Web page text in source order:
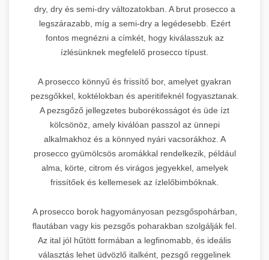
dry, dry és semi-dry változatokban. A brut prosecco a
legszárazabb, míg a semi-dry a legédesebb. Ezért
fontos megnézni a címkét, hogy kiválasszuk az
ízlésünknek megfelelő prosecco típust.
A prosecco könnyű és frissítő bor, amelyet gyakran
pezsgőkkel, koktélokban és aperitifeknél fogyasztanak.
A pezsgőző jellegzetes buborékosságot és üde ízt
kölcsönöz, amely kiválóan passzol az ünnepi
alkalmakhoz és a könnyed nyári vacsorákhoz. A
prosecco gyümölcsös aromákkal rendelkezik, például
alma, körte, citrom és virágos jegyekkel, amelyek
frissítőek és kellemesek az ízlelőbimbóknak.
A prosecco borok hagyományosan pezsgőspohárban,
flautában vagy kis pezsgős poharakban szolgálják fel.
Az ital jól hűtött formában a legfinomabb, és ideális
választás lehet üdvözlő italként, pezsgő reggelinek